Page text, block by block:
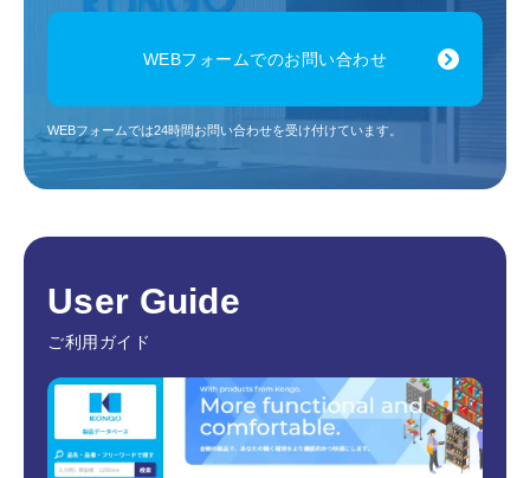
WEBフォームでのお問い合わせ
WEBフォームでは24時間お問い合わせを受け付けています。
User Guide
ご利用ガイド